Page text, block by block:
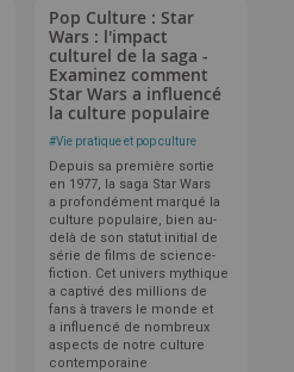
Pop Culture : Star
Wars : l'impact
culturel de la saga -
Examinez comment
Star Wars a influencé
la culture populaire
#Vie pratique et pop culture
Depuis sa première sortie
en 1977, la saga Star Wars
a profondément marqué la
culture populaire, bien au-
delà de son statut initial de
série de films de science-
fiction. Cet univers mythique
a captivé des millions de
fans à travers le monde et
a influencé de nombreux
aspects de notre culture
contemporaine